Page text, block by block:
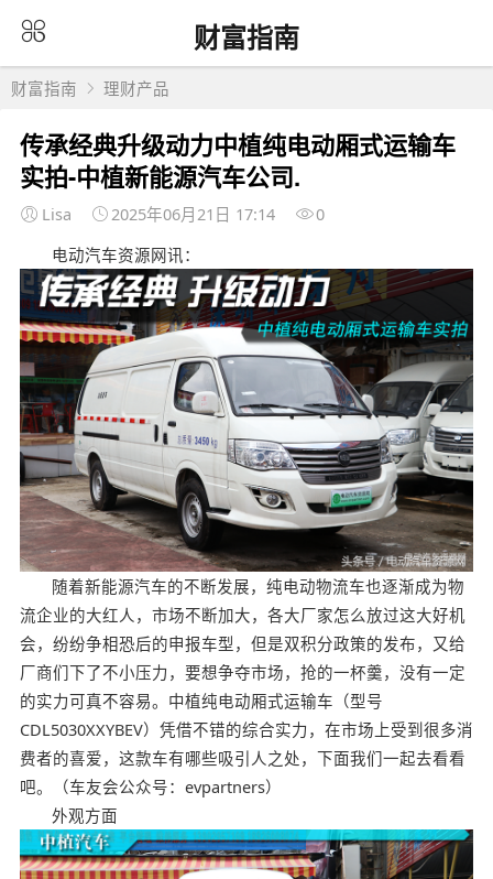
财富指南
财富指南 理财产品
传承经典升级动力中植纯电动厢式运输车
实拍-中植新能源汽车公司.
Lisa 2025年06月21日 17:14
0
电动汽车资源网讯：
随着新能源汽车的不断发展，纯电动物流车也逐渐成为物
流企业的大红人，市场不断加大，各大厂家怎么放过这大好机
会，纷纷争相恐后的申报车型，但是双积分政策的发布，又给
厂商们下了不小压力，要想争夺市场，抢的一杯羹，没有一定
的实力可真不容易。中植纯电动厢式运输车（型号
CDL5030XXYBEV）凭借不错的综合实力，在市场上受到很多消
费者的喜爱，这款车有哪些吸引人之处，下面我们一起去看看
吧。（车友会公众号：evpartners）
外观方面